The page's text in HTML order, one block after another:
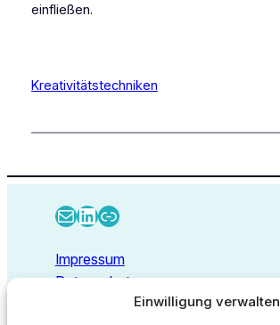
Einwilligung verwalten
einfließen.
Kreativitätstechniken
E-Mail LinkedIn Link
Impressum
Datenschutz